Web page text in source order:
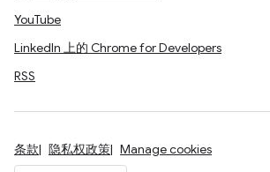
YouTube
LinkedIn 上的 Chrome for Developers
RSS
条款 隐私权政策 Manage cookies